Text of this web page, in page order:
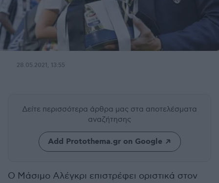
28.05.2021, 13:55
Δείτε περισσότερα άρθρα μας στα αποτελέσματα
αναζήτησης
Add Protothema.gr on Google
Ο Μάσιμο Αλέγκρι επιστρέφει οριστικά στον